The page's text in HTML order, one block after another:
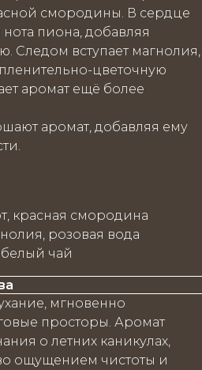
смородины. В сердце
пиона, добавляя
Следом вступает магнолия,
цветочную
аромат ещё более
аромат, добавляя ему
красная смородина
розовая вода
чай
мгновенно
просторы. Аромат
о летних каникулах,
ощущением чистоты и